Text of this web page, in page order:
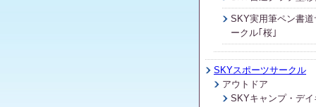
SKY実用筆ペン書道
ークル｢桜｣
SKYスポーツサークル
アウトドア
SKYキャンプ・デイ